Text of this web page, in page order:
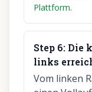
Plattform.
Step 6: Die
links
Vom linken